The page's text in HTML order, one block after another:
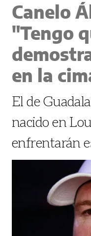
Canelo
"Tengo
en la
El de
nacido en
enfrentarán